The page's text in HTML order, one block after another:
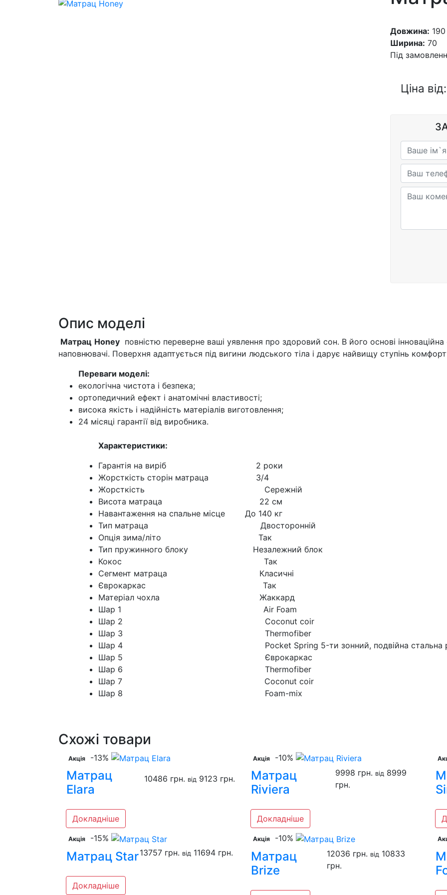
Довжина: 190
Ширина: 70
Під
Цiна вiд:
Опис моделі
Матрац Honey повністю переверне ваші уявлення про здоровий сон. В його основі інноваційна
наповнювачі. Поверхня адаптується під вигини людського тіла і дарує найвищу ступінь
Переваги моделі:
екологічна чистота і безпека;
ортопедичний ефект і анатомічні властивості;
висока якість і надійність матеріалів виготовлення;
24 місяці гарантії від виробника.
Характеристики:
Гарантія на виріб 2 роки
Жорсткість сторін матраца 3/4
Жорсткість Сережній
Висота матраца 22 см
Навантаження на спальне місце До 140 кг
Тип матраца Двосторонній
Опція зима/літо Так
Тип пружинного блоку Незалежний блок
Кокос Так
Сегмент матраца Класичні
Єврокаркас Так
Матеріал чохла Жаккард
Шар 1 Air Foam
Шар 2 Coconut coir
Шар 3 Thermofiber
Шар 4 Pocket Spring 5-ти зонний, подвійна стальна
Шар 5 Єврокаркас
Шар 6 Thermofiber
Шар 7 Coconut coir
Шар 8 Foam-mix
Схожі товари
Акція -13%
Матрац
Elara
10486 грн. вiд 9123 грн.
Докладніше
Акція -10%
Матрац
Riviera
9998 грн. вiд 8999
грн.
Докладніше
Акція -15%
Матрац Star13757 грн. вiд 11694 грн.
Докладніше
Акція -10%
Матрац
Brize
12036 грн. вiд 10833
грн.